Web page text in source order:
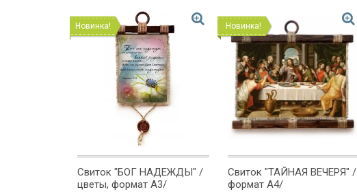
Новинка!
Свиток "БОГ НАДЕЖДЫ" /
цветы, формат А3/
Новинка!
Свиток "ТАЙНАЯ ВЕЧЕРЯ" /
формат А4/